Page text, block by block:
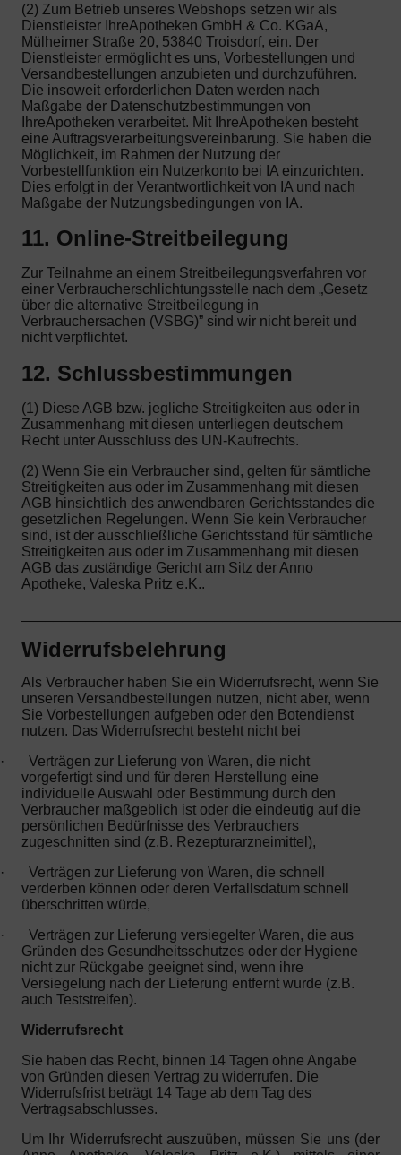
(2) Zum Betrieb unseres Webshops setzen wir als
Dienstleister IhreApotheken GmbH & Co. KGaA,
Mülheimer Straße 20, 53840 Troisdorf, ein. Der
Dienstleister ermöglicht es uns, Vorbestellungen und
Versandbestellungen anzubieten und durchzuführen.
Die insoweit erforderlichen Daten werden nach
Maßgabe der Datenschutzbestimmungen von
IhreApotheken verarbeitet. Mit IhreApotheken besteht
eine Auftragsverarbeitungsvereinbarung. Sie haben die
Möglichkeit, im Rahmen der Nutzung der
Vorbestellfunktion ein Nutzerkonto bei IA einzurichten.
Dies erfolgt in der Verantwortlichkeit von IA und nach
Maßgabe der Nutzungsbedingungen von IA.
11. Online-Streitbeilegung
Zur Teilnahme an einem Streitbeilegungsverfahren vor
einer Verbraucherschlichtungsstelle nach dem „Gesetz
über die alternative Streitbeilegung in
Verbrauchersachen (VSBG)” sind wir nicht bereit und
nicht verpflichtet.
12. Schlussbestimmungen
(1) Diese AGB bzw. jegliche Streitigkeiten aus oder in
Zusammenhang mit diesen unterliegen deutschem
Recht unter Ausschluss des UN-Kaufrechts.
(2) Wenn Sie ein Verbraucher sind, gelten für sämtliche
Streitigkeiten aus oder im Zusammenhang mit diesen
AGB hinsichtlich des anwendbaren Gerichtsstandes die
gesetzlichen Regelungen. Wenn Sie kein Verbraucher
sind, ist der ausschließliche Gerichtsstand für sämtliche
Streitigkeiten aus oder im Zusammenhang mit diesen
AGB das zuständige Gericht am Sitz der Anno
Apotheke, Valeska Pritz e.K..
Widerrufsbelehrung
Als Verbraucher haben Sie ein Widerrufsrecht, wenn Sie
unseren Versandbestellungen nutzen, nicht aber, wenn
Sie Vorbestellungen aufgeben oder den Botendienst
nutzen. Das Widerrufsrecht besteht nicht bei
·
Verträgen zur Lieferung von Waren, die nicht
vorgefertigt sind und für deren Herstellung eine
individuelle Auswahl oder Bestimmung durch den
Verbraucher maßgeblich ist oder die eindeutig auf die
persönlichen Bedürfnisse des Verbrauchers
zugeschnitten sind (z.B. Rezepturarzneimittel),
·
Verträgen zur Lieferung von Waren, die schnell
verderben können oder deren Verfallsdatum schnell
überschritten würde,
·
Verträgen zur Lieferung versiegelter Waren, die aus
Gründen des Gesundheitsschutzes oder der Hygiene
nicht zur Rückgabe geeignet sind, wenn ihre
Versiegelung nach der Lieferung entfernt wurde (z.B.
auch Teststreifen).
Widerrufsrecht
Sie haben das Recht, binnen 14 Tagen ohne Angabe
von Gründen diesen Vertrag zu widerrufen. Die
Widerrufsfrist beträgt 14 Tage ab dem Tag des
Vertragsabschlusses.
Um Ihr Widerrufsrecht auszuüben, müssen Sie uns (der